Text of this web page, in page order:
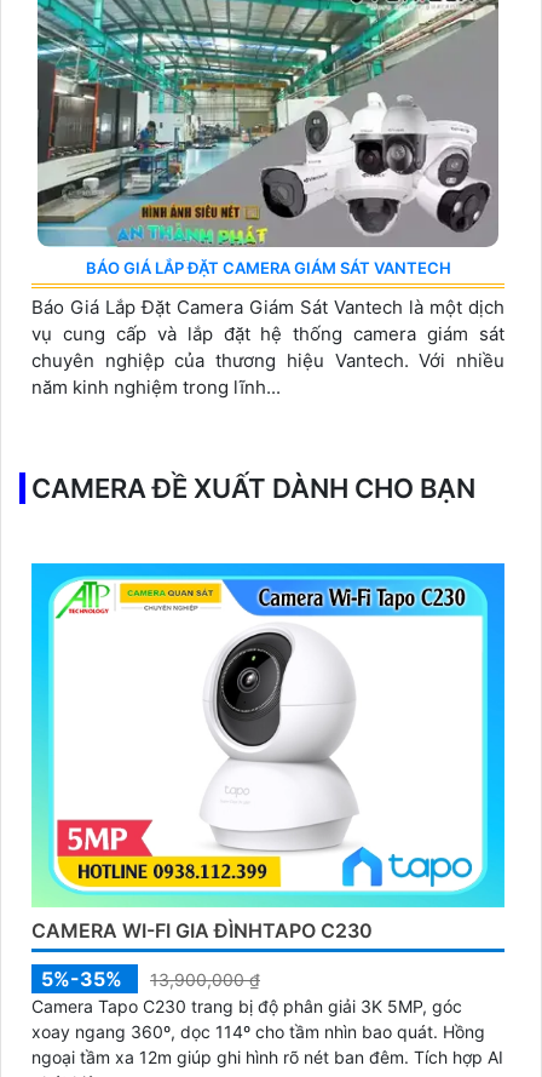
BÁO GIÁ LẮP ĐẶT CAMERA GIÁM SÁT VANTECH
Báo Giá Lắp Đặt Camera Giám Sát Vantech là một dịch
vụ cung cấp và lắp đặt hệ thống camera giám sát
chuyên nghiệp của thương hiệu Vantech. Với nhiều
năm kinh nghiệm trong lĩnh...
CAMERA ĐỀ XUẤT DÀNH CHO BẠN
CAMERA WI-FI GIA ĐÌNHTAPO C230
5%-35%
13,900,000 ₫
Camera Tapo C230 trang bị độ phân giải 3K 5MP, góc
xoay ngang 360º, dọc 114º cho tầm nhìn bao quát. Hồng
ngoại tầm xa 12m giúp ghi hình rõ nét ban đêm. Tích hợp AI